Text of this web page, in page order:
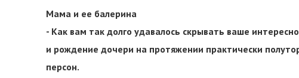
Мама и ее балерина
- Как вам так долго удавалось скрывать ваше
и рождение дочери на протяжении практически
персон.